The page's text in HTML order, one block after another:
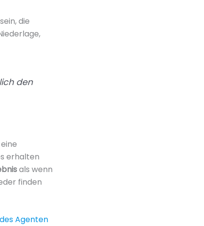
sein, die
den
erhalten
als wenn
finden
Agenten